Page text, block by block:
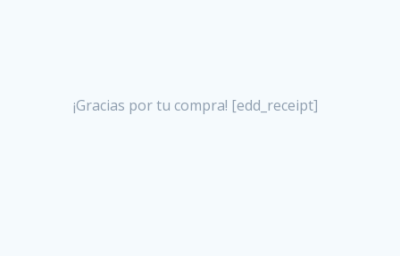
¡Gracias por tu compra! [edd_receipt]